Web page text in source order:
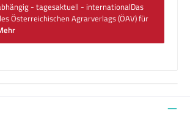
- tagesaktuell - internationalDas
Österreichischen Agrarverlags (ÖAV) für